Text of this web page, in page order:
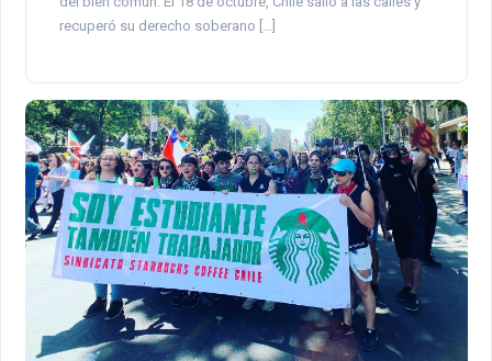
recuperó su derecho soberano […]